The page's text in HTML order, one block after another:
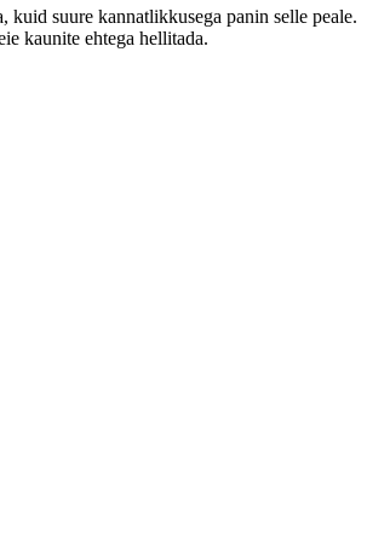
suure kannatlikkusega panin selle peale.
kaunite ehtega hellitada.